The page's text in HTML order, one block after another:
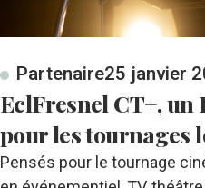
Partenaire25 janvier
EclFresnel CT+, un
pour les tournages
Pensés pour le tournage